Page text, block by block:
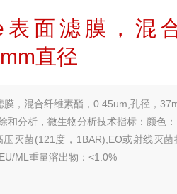
表面滤膜，混
直径
，混合纤维素酯，0.45um,孔径，
和分析，微生物分析技术指标：颜色
灭菌(121度，1BAR),EO或射线灭
ML重量溶出物：<1.0%